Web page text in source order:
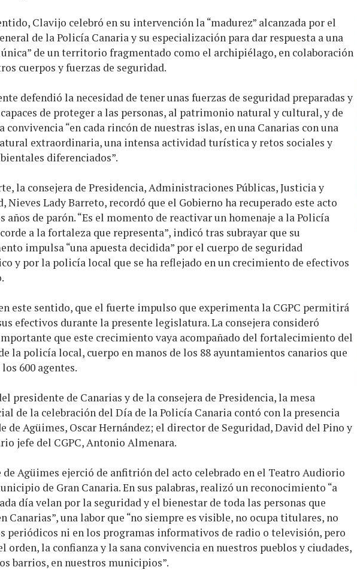
Clavijo celebró en su intervención la “madurez” alcanzada por el
de la Policía Canaria y su especialización para dar respuesta a una
de un territorio fragmentado como el archipiélago, en colaboración
cuerpos y fuerzas de seguridad.
defendió la necesidad de tener unas fuerzas de seguridad preparadas y
capaces de proteger a las personas, al patrimonio natural y cultural, y de
convivencia “en cada rincón de nuestras islas, en una Canarias con una
extraordinaria, una intensa actividad turística y retos sociales y
diferenciados”.
la consejera de Presidencia, Administraciones Públicas, Justicia y
Nieves Lady Barreto, recordó que el Gobierno ha recuperado este acto
años de parón. “Es el momento de reactivar un homenaje a la Policía
a la fortaleza que representa”, indicó tras subrayar que su
impulsa “una apuesta decidida” por el cuerpo de seguridad
y por la policía local que se ha reflejado en un crecimiento de efectivos
este sentido, que el fuerte impulso que experimenta la CGPC permitirá
efectivos durante la presente legislatura. La consejera consideró
que este crecimiento vaya acompañado del fortalecimiento del
la policía local, cuerpo en manos de los 88 ayuntamientos canarios que
600 agentes.
presidente de Canarias y de la consejera de Presidencia, la mesa
de la celebración del Día de la Policía Canaria contó con la presencia
de Agüimes, Oscar Hernández; el director de Seguridad, David del Pino y
jefe del CGPC, Antonio Almenara.
de Agüimes ejerció de anfitrión del acto celebrado en el Teatro Audiorio
de Gran Canaria. En sus palabras, realizó un reconocimiento “a
día velan por la seguridad y el bienestar de toda las personas que
Canarias”, una labor que “no siempre es visible, no ocupa titulares, no
periódicos ni en los programas informativos de radio o televisión, pero
orden, la confianza y la sana convivencia en nuestros pueblos y ciudades,
barrios, en nuestros municipios”.